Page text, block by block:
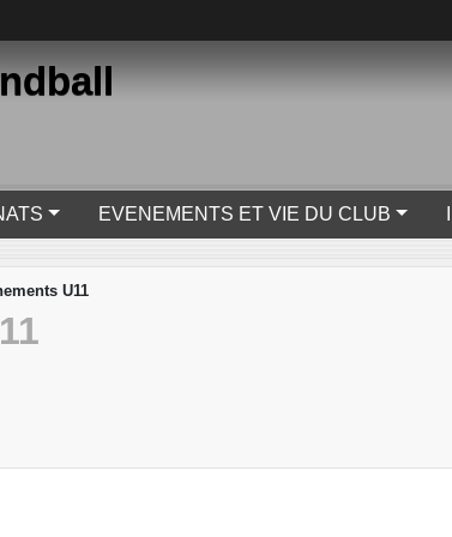
EVENEMENTS ET VIE DU CLUB
U11